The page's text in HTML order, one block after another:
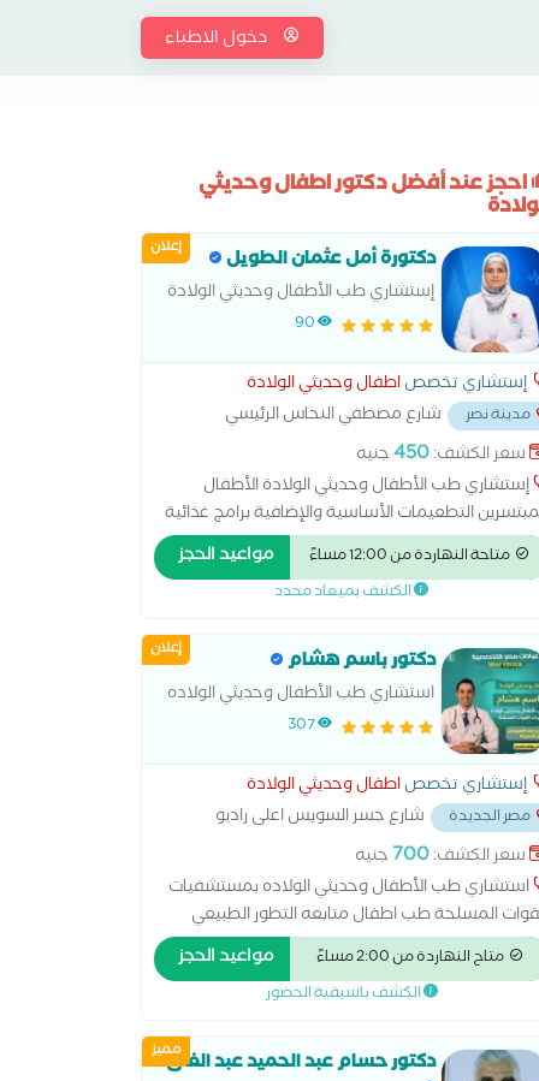
دخول الاطباء
احجز عند أفضل دكتور اطفال وحديثي
إعلان دكتورة أمل عثمان الطويل
إستشاري طب الأطفال وحديثي الولادة
90
إستشاري تخصصاطفال وحديثي الولادة
مدينة نصر
شارع مصطفي النحاس الرئيسي
مدرسه المنهل... سعر الكشف:450جنيه
إستشاري طب الأطفال وحديثي الولادة الأطفال
التطعيمات الأساسية والإضافية برامج غذائية
للأطفال رضاعة طبيعية روماتيزم أطفال طب
متابعة التطور الطبيعي للأطفال متابعة النمو
الجسدي للطفل متابعة النمو العقلي للطفل متابعة
متاحة النهاردة من 12:00 مساءً مواعيد الحجز
الكشف بميعاد محدد
إعلان دكتور باسم هشام
استشاري طب الأطفال وحديثي الولاده
307
إستشاري تخصصاطفال وحديثي الولادة
مصر الجديدة
شارع جسر السويس اعلى راديو
...
سعر الكشف:700 جنيه
استشاري طب الأطفال وحديثي الولاده بمستشفيات
المسلحة طب اطفال متابعه التطور الطبيعي
برامج تغذيه مخصصه للاطفال متابعه حالات
النمو متابعه النمو الجسدي للاطفال متابعه النمو
العقلي للاطفال
متاح النهاردة من 2:00 مساءً مواعيد الحجز
الكشف باسبقية الحضور
مميزدكتور حسام عبد الحميد عبد الغنى